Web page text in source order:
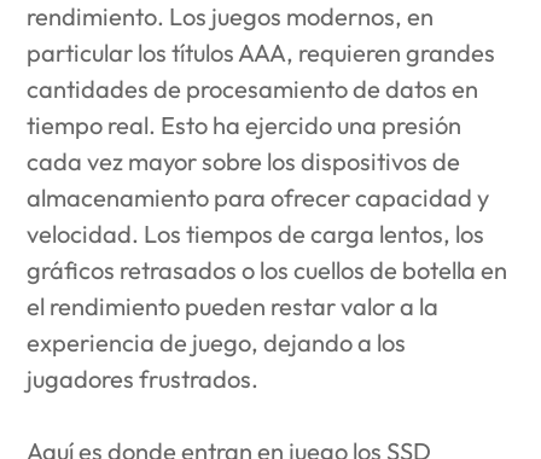
rendimiento. Los juegos modernos, en
particular los títulos AAA, requieren grandes
cantidades de procesamiento de datos en
tiempo real. Esto ha ejercido una presión
cada vez mayor sobre los dispositivos de
almacenamiento para ofrecer capacidad y
velocidad. Los tiempos de carga lentos, los
gráficos retrasados o los cuellos de botella en
el rendimiento pueden restar valor a la
experiencia de juego, dejando a los
jugadores frustrados.
Aquí es donde entran en juego los SSD